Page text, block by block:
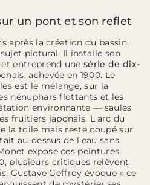
un pont et son reflet
après la création du bassin,
pictural. Il installe son
et entreprend unesérie de dix-
achevée en 1900. Le
est le mélange, sur la
nénuphars flottants et les
environnante — saules
fruitiers japonais. L'arc du
la toile mais reste coupé sur
au-dessus de l'eau sans
expose ces peintures
plusieurs critiques relèvent
Gustave Geffroy évoque « ce